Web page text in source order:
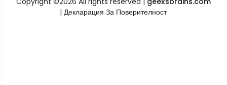
|Декларация За Поверителност